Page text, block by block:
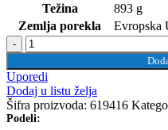
Težina
893 g
Zemlja porekla
Evropska
UNIOR Ključevi nasadni,
plastičnoj kutiji količina
Uporedi
Dodaj u listu želja
Šifra proizvoda: 619416
Podeli: